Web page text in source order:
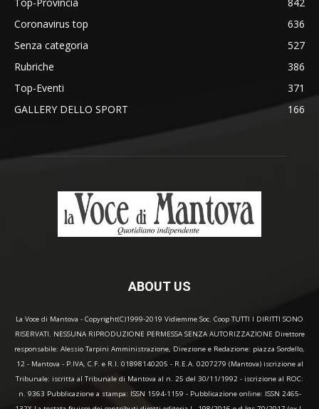
Top-Provincia
842
Coronavirus top
636
Senza categoria
527
Rubriche
386
Top-Eventi
371
GALLERY DELLO SPORT
166
ABOUT US
La Voce di Mantova - Copyright(C)1999-2019 Vidiemme Soc. Coop TUTTI I DIRITTI SONO
RISERVATI. NESSUNA RIPRODUZIONE PERMESSA SENZA AUTORIZZAZIONE Direttore
responsabile: Alessio Tarpini Amministrazione, Direzione e Redazione: piazza Sordello,
12 - Mantova - P.IVA, C.F. e R.I. 01898140205 - R.E.A. 0207279 (Mantova) iscrizione al
Tribunale: iscritta al Tribunale di Mantova al n. 25 del 30/11/1992 - iscrizione al ROC:
n. 9363 Pubblicazione a stampa: ISSN 1594-1159 - Pubblicazione online: ISSN 2465-